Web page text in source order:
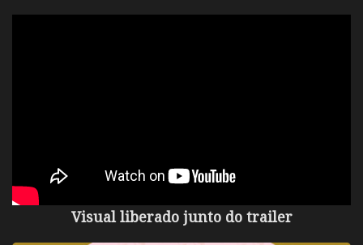
Visual liberado junto do trailer